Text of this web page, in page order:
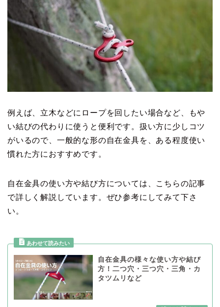
例えば、立木などにロープを回したい場合など、もや
い結びの代わりに使うと便利です。扱い方に少しコツ
がいるので、一般的な形の自在金具を、ある程度使い
慣れた方におすすめです。
自在金具の使い方や結び方については、こちらの記事
で詳しく解説しています。ぜひ参考にしてみて下さ
い。
自在金具の様々な使い方や結び
方！二つ穴・三つ穴・三角・カ
タツムリなど